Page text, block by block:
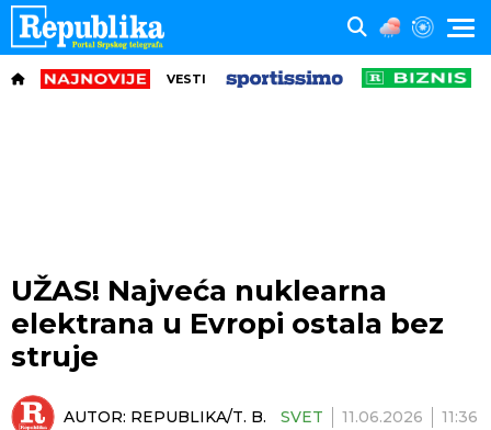
VESTI
UŽAS! Najveća nuklearna
elektrana u Evropi ostala bez
struje
AUTOR: REPUBLIKA/T. B. SVET 11.06.2026 11:36